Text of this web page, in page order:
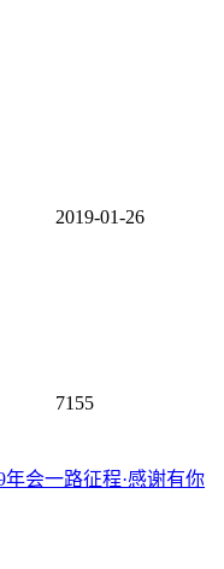
2019-01-26
7155
会一路征程·感谢有你